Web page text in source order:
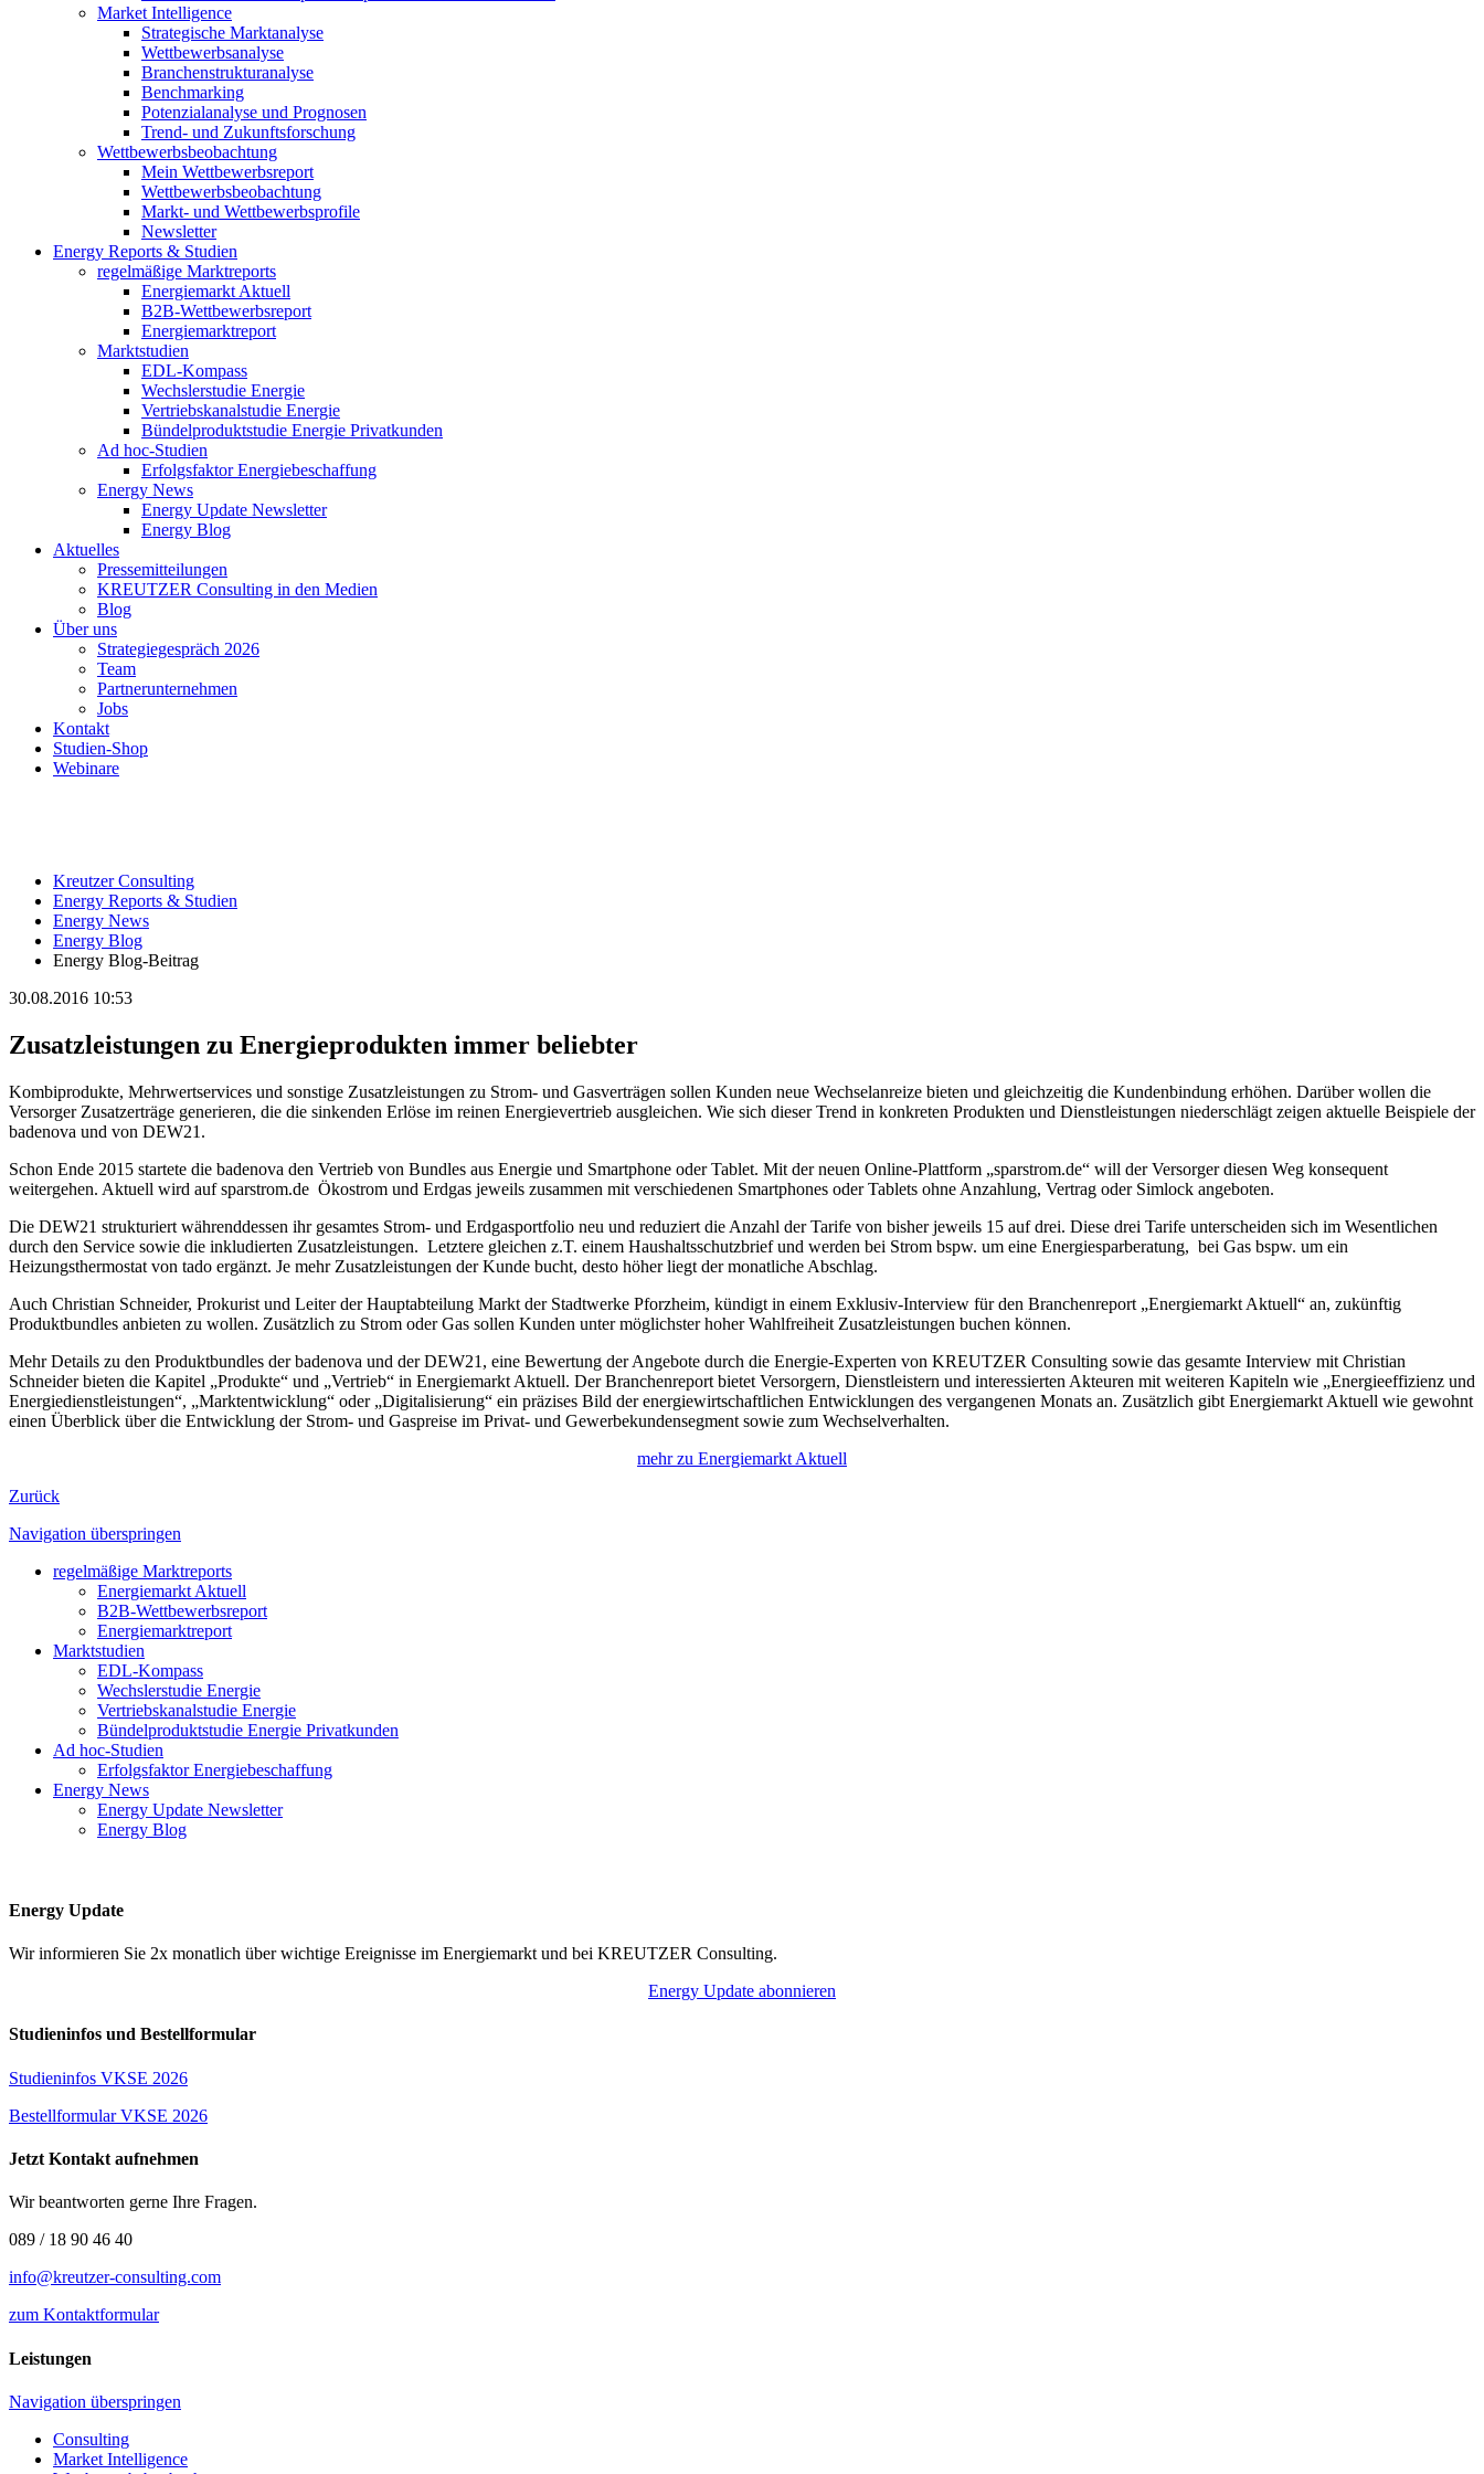
Market Intelligence
Strategische Marktanalyse
Wettbewerbsanalyse
Branchenstrukturanalyse
Benchmarking
Potenzialanalyse und Prognosen
Trend- und Zukunftsforschung
Wettbewerbs­beobachtung
Mein Wettbewerbsreport
Wettbewerbsbeobachtung
Markt- und Wettbewerbsprofile
Newsletter
Energy Reports & Studien
regelmäßige Marktreports
Energiemarkt Aktuell
B2B-Wettbewerbsreport
Energiemarktreport
Marktstudien
EDL-Kompass
Wechslerstudie Energie
Vertriebskanalstudie Energie
Bündelproduktstudie Energie Privatkunden
Ad hoc-Studien
Erfolgsfaktor Energiebeschaffung
Energy News
Energy Update Newsletter
Energy Blog
Aktuelles
Pressemitteilungen
KREUTZER Consulting in den Medien
Blog
Über uns
Strategiegespräch 2026
Team
Partnerunternehmen
Jobs
Kontakt
Studien-Shop
Webinare
Kreutzer Consulting
Energy Reports & Studien
Energy News
Energy Blog
Energy Blog-Beitrag
30.08.2016 10:53
Zusatzleistungen zu Energieprodukten immer beliebter
Kombiprodukte, Mehrwertservices und sonstige Zusatzleistungen zu Strom- und Gasverträgen sollen Kunden neue Wechselanreize bieten und gleichzeitig die Kundenbindung erhöhen. Darüber wollen die
Versorger Zusatzerträge generieren, die die sinkenden Erlöse im reinen Energievertrieb ausgleichen. Wie sich dieser Trend in konkreten Produkten und Dienstleistungen niederschlägt zeigen aktuelle Beispiele der
badenova und von DEW21.
Schon Ende 2015 startete die badenova den Vertrieb von Bundles aus Energie und Smartphone oder Tablet. Mit der neuen Online-Plattform „sparstrom.de“ will der Versorger diesen Weg konsequent
weitergehen. Aktuell wird auf sparstrom.de Ökostrom und Erdgas jeweils zusammen mit verschiedenen Smartphones oder Tablets ohne Anzahlung, Vertrag oder Simlock angeboten.
Die DEW21 strukturiert währenddessen ihr gesamtes Strom- und Erdgasportfolio neu und reduziert die Anzahl der Tarife von bisher jeweils 15 auf drei. Diese drei Tarife unterscheiden sich im Wesentlichen
durch den Service sowie die inkludierten Zusatzleistungen. Letztere gleichen z.T. einem Haushaltsschutzbrief und werden bei Strom bspw. um eine Energiesparberatung, bei Gas bspw. um ein
Heizungsthermostat von tado ergänzt. Je mehr Zusatzleistungen der Kunde bucht, desto höher liegt der monatliche Abschlag.
Auch Christian Schneider, Prokurist und Leiter der Hauptabteilung Markt der Stadtwerke Pforzheim, kündigt in einem Exklusiv-Interview für den Branchenreport „Energiemarkt Aktuell“ an, zukünftig
Produktbundles anbieten zu wollen. Zusätzlich zu Strom oder Gas sollen Kunden unter möglichster hoher Wahlfreiheit Zusatzleistungen buchen können.
Mehr Details zu den Produktbundles der badenova und der DEW21, eine Bewertung der Angebote durch die Energie-Experten von KREUTZER Consulting sowie das gesamte Interview mit Christian
Schneider bieten die Kapitel „Produkte“ und „Vertrieb“ in Energiemarkt Aktuell. Der Branchenreport bietet Versorgern, Dienstleistern und interessierten Akteuren mit weiteren Kapiteln wie „Energieeffizienz und
Energiedienstleistungen“, „Marktentwicklung“ oder „Digitalisierung“ ein präzises Bild der energiewirtschaftlichen Entwicklungen des vergangenen Monats an. Zusätzlich gibt Energiemarkt Aktuell wie gewohnt
einen Überblick über die Entwicklung der Strom- und Gaspreise im Privat- und Gewerbekundensegment sowie zum Wechselverhalten.
mehr zu Energiemarkt Aktuell
Zurück
Navigation überspringen
regelmäßige Marktreports
Energiemarkt Aktuell
B2B-Wettbewerbsreport
Energiemarktreport
Marktstudien
EDL-Kompass
Wechslerstudie Energie
Vertriebskanalstudie Energie
Bündelproduktstudie Energie Privatkunden
Ad hoc-Studien
Erfolgsfaktor Energiebeschaffung
Energy News
Energy Update Newsletter
Energy Blog
Energy Update
Wir informieren Sie 2x monatlich über wichtige Ereignisse im Energiemarkt und bei KREUTZER Consulting.
Energy Update abonnieren
Studieninfos und Bestellformular
Studieninfos VKSE 2026
Bestellformular VKSE 2026
Jetzt Kontakt aufnehmen
Wir beantworten gerne Ihre Fragen.
089 / 18 90 46 40
info@kreutzer-consulting.com
zum Kontaktformular
Leistungen
Navigation überspringen
Consulting
Market Intelligence